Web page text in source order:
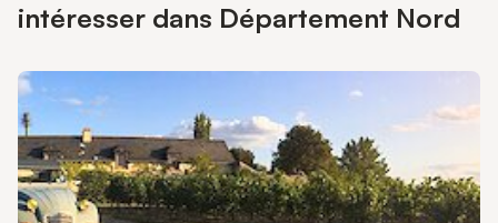
intéresser dans Département Nord